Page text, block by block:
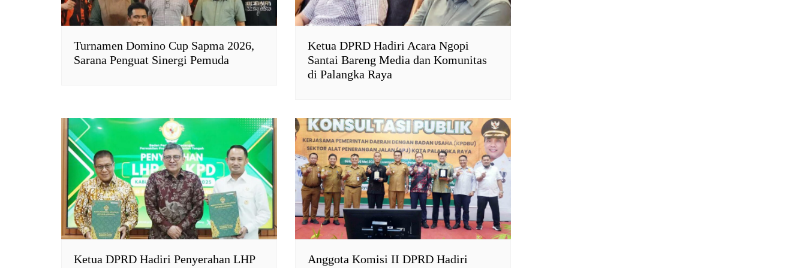
Turnamen Domino Cup Sapma 2026,
Sarana Penguat Sinergi Pemuda
Ketua DPRD Hadiri Acara Ngopi
Santai Bareng Media dan Komunitas
di Palangka Raya
Ketua DPRD Hadiri Penyerahan LHP
Anggota Komisi II DPRD Hadiri